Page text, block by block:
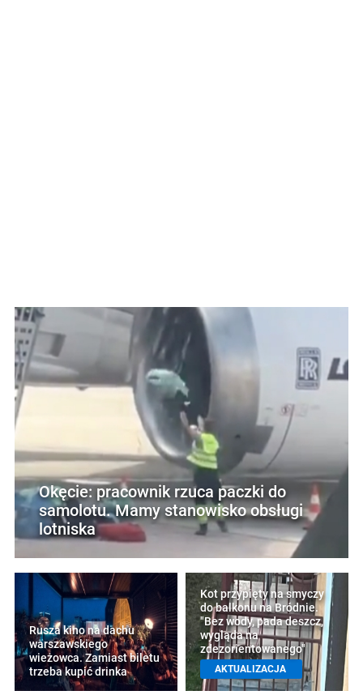
Okęcie: pracownik rzuca paczki do
samolotu. Mamy stanowisko obsługi
lotniska
Rusza kino na dachu
warszawskiego
wieżowca. Zamiast biletu
trzeba kupić drinka
Kot przypięty na smyczy
do balkonu na Bródnie.
"Bez wody, pada deszcz,
wygląda na
zdezorientowanego"
AKTUALIZACJA